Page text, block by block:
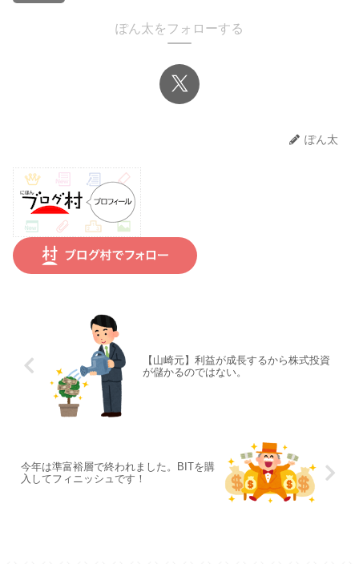
ぽん太をフォローする
ぽん太
【山崎元】利益が成長するから株式投資
が儲かるのではない。
今年は準富裕層で終われました。BITを購
入してフィニッシュです！